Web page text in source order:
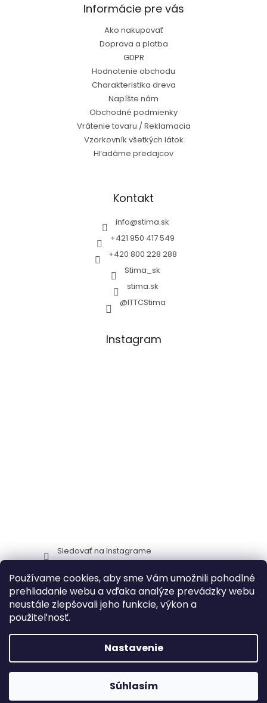
Používame cookies, aby sme Vám umožnili pohodlné
prehliadanie webu a vďaka analýze prevádzky webu
neustále zlepšovali jeho funkcie, výkon a
použiteľnosť.
Nastavenie
Súhlasím
až do 30 %!NAKUPOVAŤ
Informácie pre vás
Ako nakupovať
Doprava a platba
GDPR
Hodnotenie obchodu
Charakteristika dreva
Napíšte nám
Obchodné podmienky
Vrátenie tovaru / Reklamacia
Vzorkovník všetkých látok
Hľadáme predajcov
Kontakt
info@stima.sk
+421 950 417 549
+420 800 228 288
Stima_sk
stima.sk
@ITTCStima
Instagram
Sledovať na Instagrame
Stima CZ Zidlestoly_cz
Vytvoril Shoptet
Upraviť nastavenie cookies